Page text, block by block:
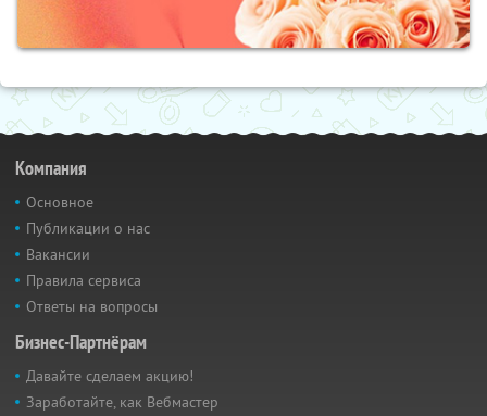
Компания
Основное
Публикации о нас
Вакансии
Правила сервиса
Ответы на вопросы
Бизнес-Партнёрам
Давайте сделаем акцию!
Заработайте, как Вебмастер